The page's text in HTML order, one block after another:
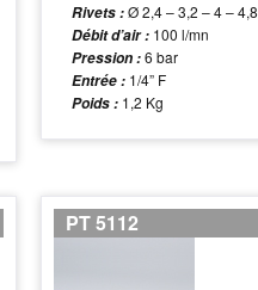
Rivets :Ø 2,4 – 3,2 – 4 – 4,8
Débit d’air : 100 l/mn
Pression :6 bar
Entrée : 1/4” F
Poids : 1,2 Kg
PT 5112